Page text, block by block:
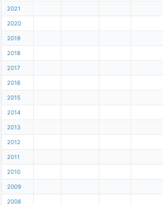
2021
2020
2019
2018
2017
2016
2015
2014
2013
2012
2011
2010
2009
2008